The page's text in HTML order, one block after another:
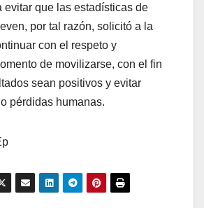
evitar que las estadísticas de
por tal razón, solicitó a la
con el respeto y
de movilizarse, con el fin
sean positivos y evitar
pérdidas humanas.